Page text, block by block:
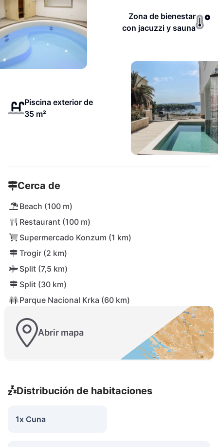
Zona de bienestar
con jacuzzi y sauna
Piscina exterior de
35 m²
Cerca de
Beach (100 m)
Restaurant (100 m)
Supermercado Konzum (1 km)
Trogir (2 km)
Split (7,5 km)
Split (30 km)
Parque Nacional Krka (60 km)
Abrir mapa
Distribución de habitaciones
1x Cuna